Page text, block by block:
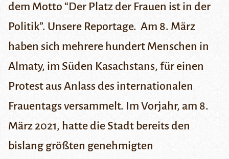
dem Motto “Der Platz der Frauen ist in der
Politik”. Unsere Reportage. Am 8. März
haben sich mehrere hundert Menschen in
Almaty, im Süden Kasachstans, für einen
Protest aus Anlass des internationalen
Frauentags versammelt. Im Vorjahr, am 8.
März 2021, hatte die Stadt bereits den
bislang größten genehmigten